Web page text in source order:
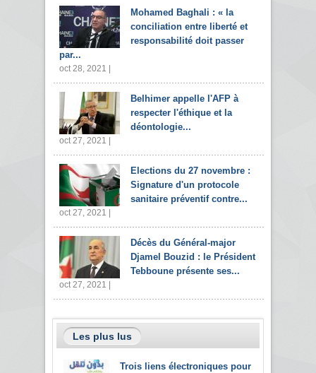
Mohamed Baghali : « la
conciliation entre liberté et
responsabilité doit passer
par...
oct 28, 2021 |
Belhimer appelle l'AFP à
respecter l'éthique et la
déontologie...
oct 27, 2021 |
Elections du 27 novembre :
Signature d'un protocole
sanitaire préventif contre...
oct 27, 2021 |
Décès du Général-major
Djamel Bouzid : le Président
Tebboune présente ses...
oct 27, 2021 |
Les plus lus
Trois liens électroniques pour